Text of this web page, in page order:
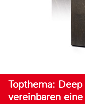
Topthema:
vereinbaren